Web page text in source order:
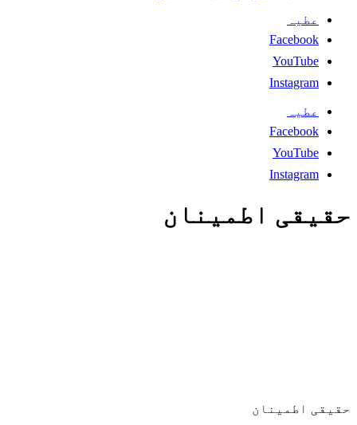
عطیہ
Facebook
YouTube
Instagram
عطیہ
Facebook
YouTube
Instagram
حقیقی اطمینان
حقیقی اطمینان